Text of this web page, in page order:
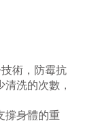
術，防霉抗
洗的次數，
撐身體的重